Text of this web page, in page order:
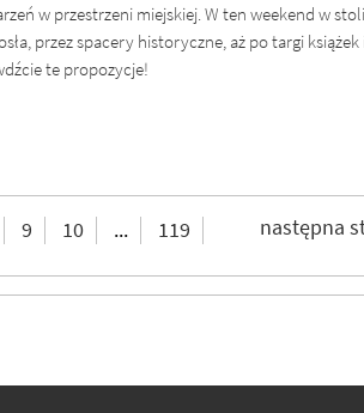
w przestrzeni miejskiej. W ten weekend w
przez spacery historyczne, aż po targi książek
te propozycje!
9 10 ...
119